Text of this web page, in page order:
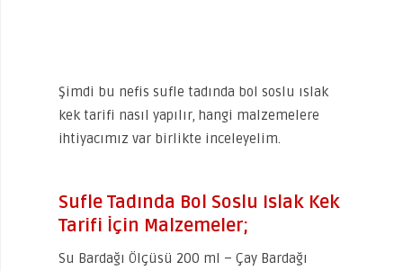
Şimdi bu nefis sufle tadında bol soslu ıslak
kek tarifi nasıl yapılır, hangi malzemelere
ihtiyacımız var birlikte inceleyelim.
Sufle Tadında Bol Soslu Islak Kek
Tarifi İçin Malzemeler;
Su Bardağı Ölçüsü 200 ml – Çay Bardağı